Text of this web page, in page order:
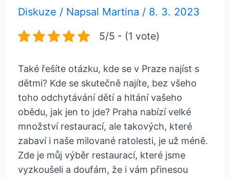
Diskuze / Napsal Martina / 8. 3. 2023
5/5 - (1 vote)
Také řešíte otázku, kde se v Praze najíst s
dětmi? Kde se skutečně najíte, bez všeho
toho odchytávání dětí a hltání vašeho
obědu, jak jen to jde? Praha nabízí velké
množství restaurací, ale takových, které
zabaví i naše milované ratolesti, je už méně.
Zde je můj výběr restaurací, které jsme
vyzkoušeli a doufám, že i vám přinesou